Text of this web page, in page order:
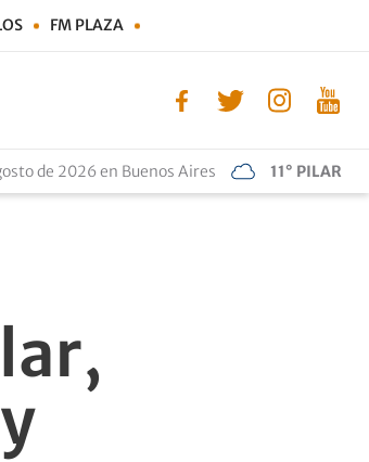
FM PLAZA
de 2026 en Buenos Aires 11° PILAR